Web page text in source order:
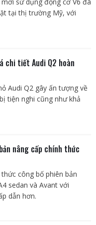
tại thị trường Mỹ, với
chi tiết Audi Q2 hoàn
Audi Q2 gây ấn tượng về
tiện nghi cũng như khả
nâng cấp chính thức
công bố phiên bản
sedan và Avant với
dẫn hơn.